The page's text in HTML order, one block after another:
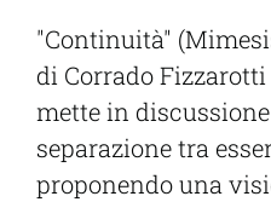
"Continuità"
di Corrado
mette in
separazione tra
proponendo una